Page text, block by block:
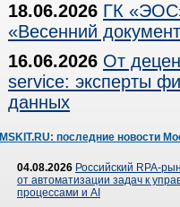
18.06.2026 ГК
«Весенний
16.06.2026 От
service: эксперты
данных
MSKIT.RU: последние новости
04.08.2026 Российский RPA-
от автоматизации задач к
процессами и AI